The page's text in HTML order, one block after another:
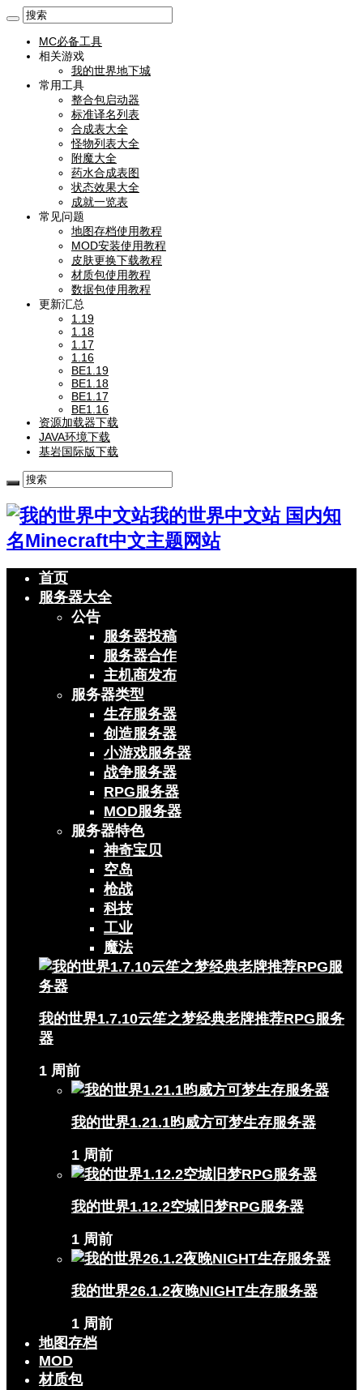
MC必备工具
相关游戏
我的世界地下城
常用工具
整合包启动器
标准译名列表
合成表大全
怪物列表大全
附魔大全
药水合成表图
状态效果大全
成就一览表
常见问题
地图存档使用教程
MOD安装使用教程
皮肤更换下载教程
材质包使用教程
数据包使用教程
更新汇总
1.19
1.18
1.17
1.16
BE1.19
BE1.18
BE1.17
BE1.16
资源加载器下载
JAVA环境下载
基岩国际版下载
我的世界中文站 国内知
名Minecraft中文主题网站
首页
服务器大全
公告
服务器投稿
服务器合作
主机商发布
服务器类型
生存服务器
创造服务器
小游戏服务器
战争服务器
RPG服务器
MOD服务器
服务器特色
神奇宝贝
空岛
枪战
科技
工业
魔法
我的世界1.7.10云笙之梦经典老牌推荐RPG服务
器
1 周前
我的世界1.21.1昀威方可梦生存服务器
1 周前
我的世界1.12.2空城旧梦RPG服务器
1 周前
我的世界26.1.2夜晚NIGHT生存服务器
1 周前
地图存档
MOD
材质包